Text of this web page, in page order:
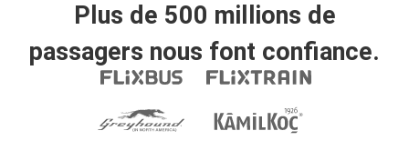
Plus de 500 millions de
passagers nous font confiance.